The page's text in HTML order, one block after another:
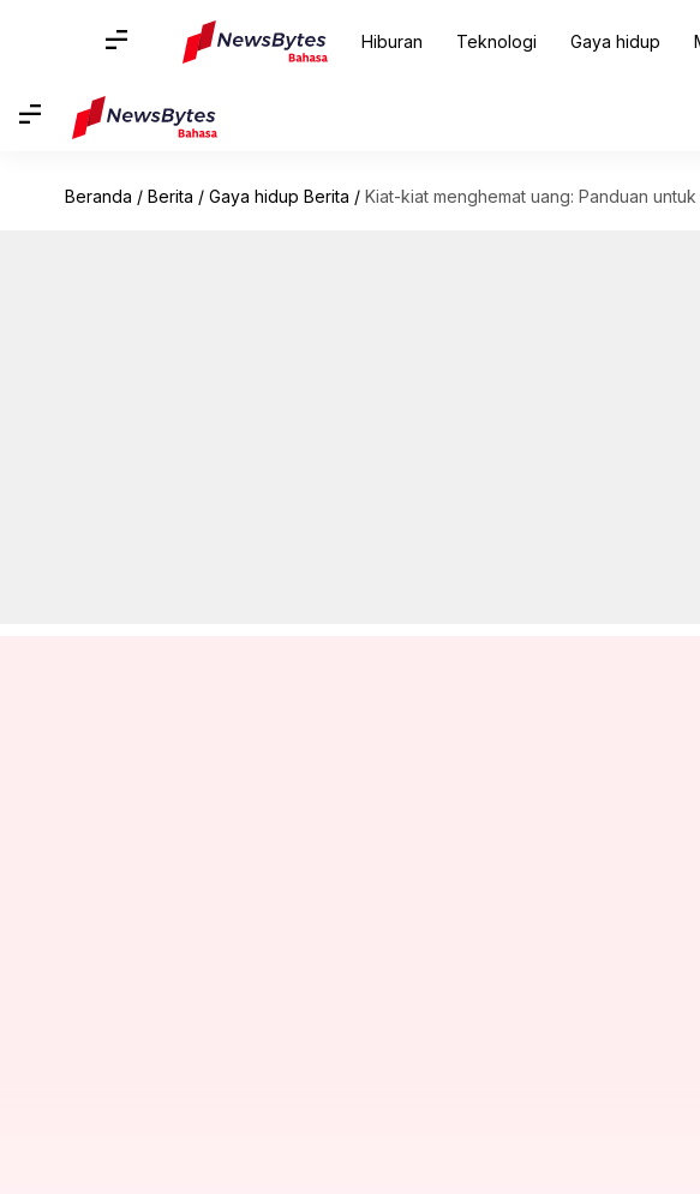
Hiburan Teknologi Gaya hidup
Beranda / Berita / Gaya hidup Berita / Kiat-kiat menghemat uang: Panduan